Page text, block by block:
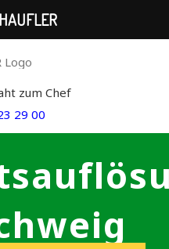
zum Chef
29 00